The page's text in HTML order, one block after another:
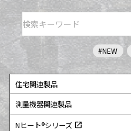
#NEW
住宅関連製品
測量機器関連製品
Nヒート®シリーズ open_in_new